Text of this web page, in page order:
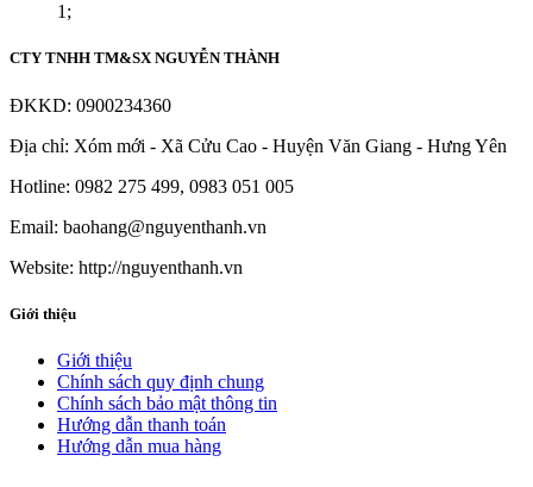
1;
CTY TNHH TM&SX NGUYỄN THÀNH
ĐKKD: 0900234360
Địa chỉ: Xóm mới - Xã Cửu Cao - Huyện Văn Giang - Hưng Yên
Hotline: 0982 275 499, 0983 051 005
Email: baohang@nguyenthanh.vn
Website: http://nguyenthanh.vn
Giới thiệu
Giới thiệu
Chính sách quy định chung
Chính sách bảo mật thông tin
Hướng dẫn thanh toán
Hướng dẫn mua hàng